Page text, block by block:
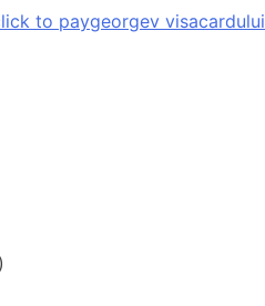
to paygeorgev visacardului